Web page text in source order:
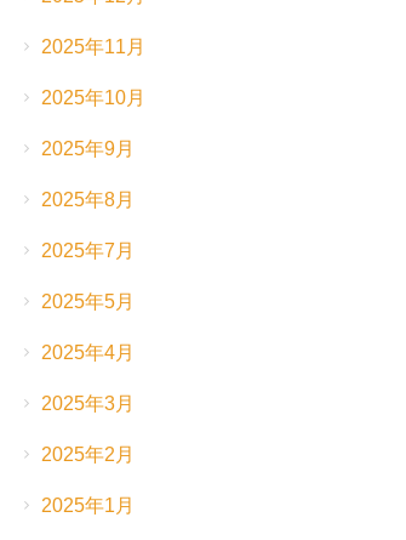
2025年11月
2025年10月
2025年9月
2025年8月
2025年7月
2025年5月
2025年4月
2025年3月
2025年2月
2025年1月